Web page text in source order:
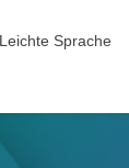
Leichte Sprache